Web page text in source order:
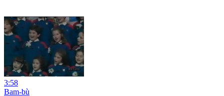
3:58
Bam-bù